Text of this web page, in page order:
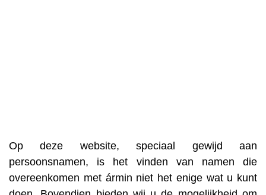
Op deze website, speciaal gewijd aan
persoonsnamen, is het vinden van namen die
overeenkomen met ármin niet het enige wat u kunt